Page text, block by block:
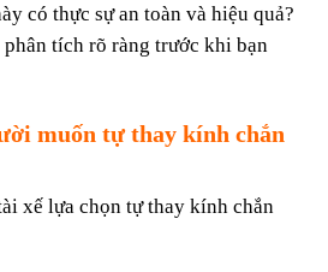
có thực sự an toàn và hiệu quả?
tích rõ ràng trước khi bạn
muốn tự thay kính chắn
xế lựa chọn tự thay kính chắn